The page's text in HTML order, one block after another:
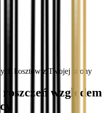
kosztów z Twojej strony
względem